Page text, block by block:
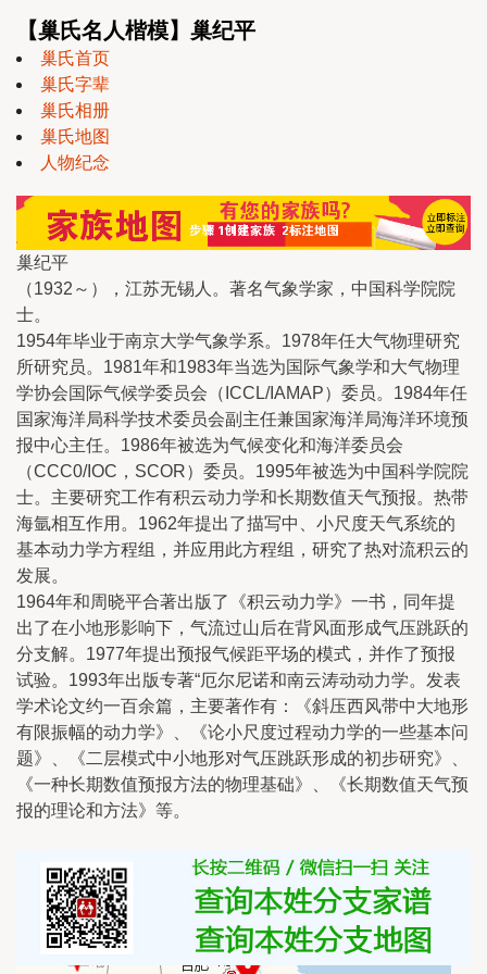
【巢氏名人楷模】巢纪平
巢氏首页
巢氏字辈
巢氏相册
巢氏地图
人物纪念
巢纪平
（1932～），江苏无锡人。著名气象学家，中国科学院院
士。
1954年毕业于南京大学气象学系。1978年任大气物理研究
所研究员。1981年和1983年当选为国际气象学和大气物理
学协会国际气候学委员会（ICCL/IAMAP）委员。1984年任
国家海洋局科学技术委员会副主任兼国家海洋局海洋环境预
报中心主任。1986年被选为气候变化和海洋委员会
（CCC0/IOC，SCOR）委员。1995年被选为中国科学院院
士。主要研究工作有积云动力学和长期数值天气预报。热带
海氩相互作用。1962年提出了描写中、小尺度天气系统的
基本动力学方程组，并应用此方程组，研究了热对流积云的
发展。
1964年和周晓平合著出版了《积云动力学》一书，同年提
出了在小地形影响下，气流过山后在背风面形成气压跳跃的
分支解。1977年提出预报气候距平场的模式，并作了预报
试验。1993年出版专著“厄尔尼诺和南云涛动动力学。发表
学术论文约一百余篇，主要著作有：《斜压西风带中大地形
有限振幅的动力学》、《论小尺度过程动力学的一些基本问
题》、《二层模式中小地形对气压跳跃形成的初步研究》、
《一种长期数值预报方法的物理基础》、《长期数值天气预
报的理论和方法》等。